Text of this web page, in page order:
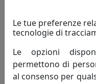
IMBOTTITI, CATALOGO
Billiani
Le tue preferenze
tecnologie di
Le opzioni
permettono di
al consenso per